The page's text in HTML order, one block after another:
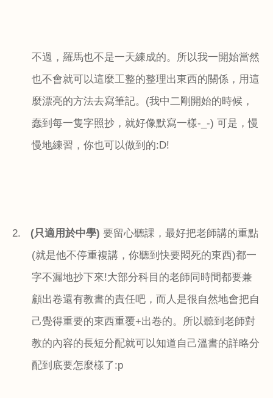
不過，羅馬也不是一天練成的。所以我一開始當然
也不會就可以這麼工整的整理出東西的關係，用這
麼漂亮的方法去寫筆記。 (我中二剛開始的時候，
蠢到每一隻字照抄，就好像默寫一樣-_-) 可是，慢
慢地練習，你也可以做到的:D!
2. (只適用於中學) 要留心聽課，最好把老師講的重點
(就是他不停重複講，你聽到快要悶死的東西)都一
字不漏地抄下來!大部分科目的老師同時間都要兼
顧出卷還有教書的責任吧，而人是很自然地會把自
己覺得重要的東西重覆+出卷的。所以聽到老師對
教的內容的長短分配就可以知道自己溫書的詳略分
配到底要怎麼樣了:p